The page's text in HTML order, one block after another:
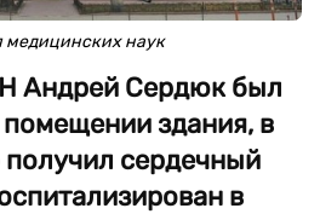
медицинских наук
Андрей Сердюк был
здания, в
получил сердечный
в